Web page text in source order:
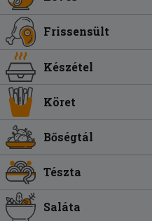
Frissensült
Készétel
Köret
Bőségtál
Tészta
Saláta